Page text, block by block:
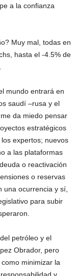
a la confianza
Muy mal, todas en
hasta el -4.5% de
mundo entrará en
saudí –rusa y el
da miedo pensar
estratégicos
expertos; nuevos
a las plataformas
o reactivación
o reservas
una ocurrencia y sí,
para subir
petróleo y el
Obrador, pero
minimizar la